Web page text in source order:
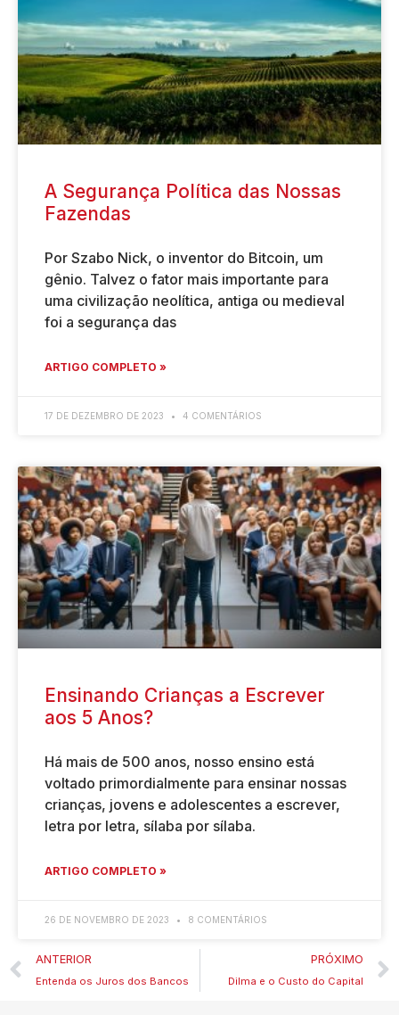
A Segurança Política das Nossas
Fazendas
Por Szabo Nick, o inventor do Bitcoin, um
gênio. Talvez o fator mais importante para
uma civilização neolítica, antiga ou medieval
foi a segurança das
ARTIGO COMPLETO »
17 DE DEZEMBRO DE 2023 4 COMENTÁRIOS
Ensinando Crianças a Escrever
aos 5 Anos?
Há mais de 500 anos, nosso ensino está
voltado primordialmente para ensinar nossas
crianças, jovens e adolescentes a escrever,
letra por letra, sílaba por sílaba.
ARTIGO COMPLETO »
26 DE NOVEMBRO DE 2023 8 COMENTÁRIOS
ANTERIOR
Entenda os Juros dos Bancos
PRÓXIMO
Dilma e o Custo do Capital